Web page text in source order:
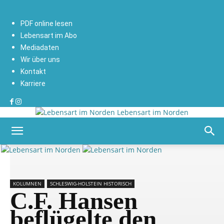
PDF online lesen
Lebensart im Abo
Mediadaten
Wir über uns
Kontakt
Karriere
Lebensart im Norden
KOLUMNEN SCHLESWIG-HOLSTEIN HISTORISCH
C.F. Hansen